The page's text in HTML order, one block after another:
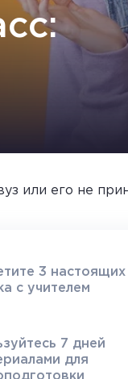
или его не
3 настоящих
с учителем
7 дней
для